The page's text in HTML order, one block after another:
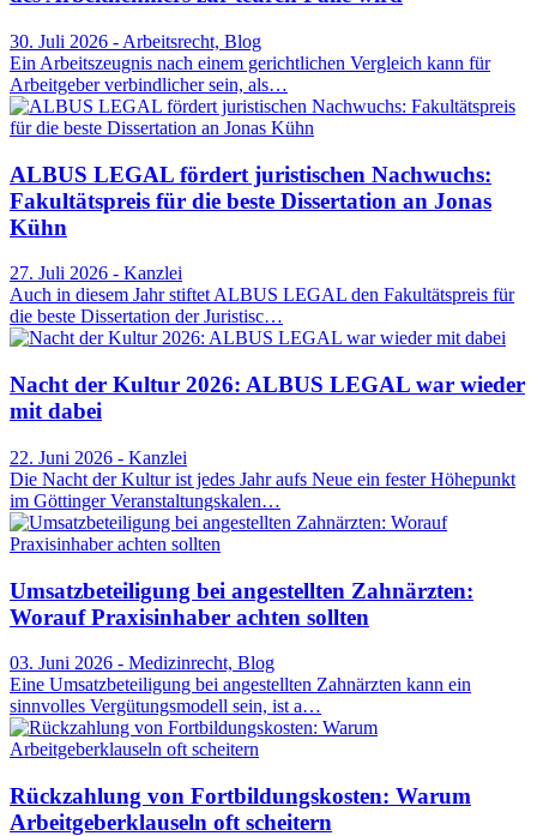
30. Juli 2026 - Arbeitsrecht, Blog
Ein Arbeitszeugnis nach einem gerichtlichen Vergleich kann für
Arbeitgeber verbindlicher sein, als…
ALBUS LEGAL fördert juristischen Nachwuchs:
Fakultätspreis für die beste Dissertation an Jonas
Kühn
27. Juli 2026 - Kanzlei
Auch in diesem Jahr stiftet ALBUS LEGAL den Fakultätspreis für
die beste Dissertation der Juristisc…
Nacht der Kultur 2026: ALBUS LEGAL war wieder
mit dabei
22. Juni 2026 - Kanzlei
Die Nacht der Kultur ist jedes Jahr aufs Neue ein fester Höhepunkt
im Göttinger Veranstaltungskalen…
Umsatzbeteiligung bei angestellten Zahnärzten:
Worauf Praxisinhaber achten sollten
03. Juni 2026 - Medizinrecht, Blog
Eine Umsatzbeteiligung bei angestellten Zahnärzten kann ein
sinnvolles Vergütungsmodell sein, ist a…
Rückzahlung von Fortbildungskosten: Warum
Arbeitgeberklauseln oft scheitern